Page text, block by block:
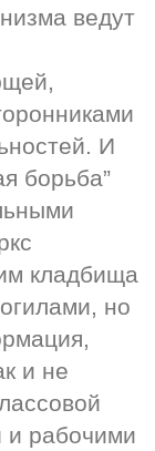
ведут
И
борьба”
кладбища
но
и не
и рабочими